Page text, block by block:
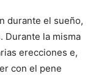
durante el sueño,
Durante la misma
erecciones e,
con el pene